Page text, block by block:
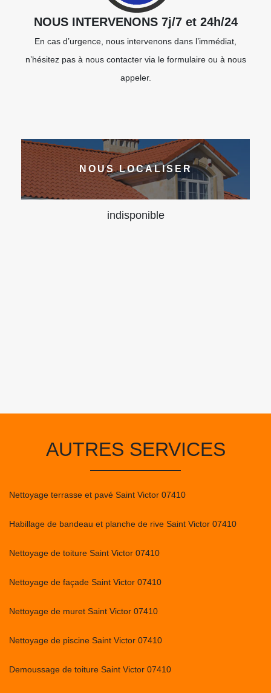
NOUS INTERVENONS 7j/7 et 24h/24
En cas d’urgence, nous intervenons dans l’immédiat,
n’hésitez pas à nous contacter via le formulaire ou à nous
appeler.
NOUS LOCALISER
indisponible
AUTRES SERVICES
Nettoyage terrasse et pavé Saint Victor 07410
Habillage de bandeau et planche de rive Saint Victor 07410
Nettoyage de toiture Saint Victor 07410
Nettoyage de façade Saint Victor 07410
Nettoyage de muret Saint Victor 07410
Nettoyage de piscine Saint Victor 07410
Demoussage de toiture Saint Victor 07410